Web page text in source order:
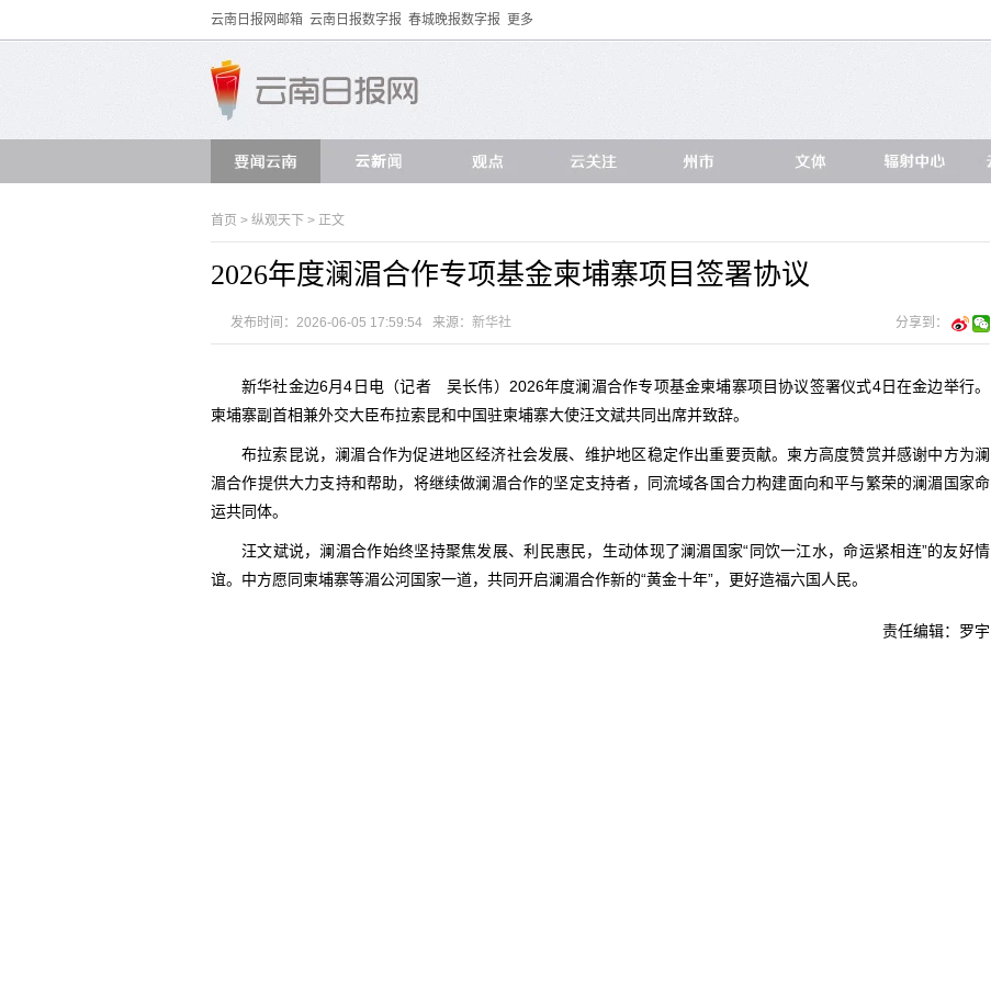
云南日报网邮箱 云南日报数字报 春城晚报数字报 更多
首页 > 纵观天下 > 正文
2026年度澜湄合作专项基金柬埔寨项目签署协议
发布时间：2026-06-05 17:59:54 来源： 新华社 分享到：
新华社金边6月4日电（记者 吴长伟）2026年度澜湄合作专项基金柬埔寨项目协议签署仪式4日在金边举行。
柬埔寨副首相兼外交大臣布拉索昆和中国驻柬埔寨大使汪文斌共同出席并致辞。
布拉索昆说，澜湄合作为促进地区经济社会发展、维护地区稳定作出重要贡献。柬方高度赞赏并感谢中方为澜
湄合作提供大力支持和帮助，将继续做澜湄合作的坚定支持者，同流域各国合力构建面向和平与繁荣的澜湄国家命
运共同体。
汪文斌说，澜湄合作始终坚持聚焦发展、利民惠民，生动体现了澜湄国家“同饮一江水，命运紧相连”的友好情
谊。中方愿同柬埔寨等湄公河国家一道，共同开启澜湄合作新的“黄金十年”，更好造福六国人民。
责任编辑：罗宇